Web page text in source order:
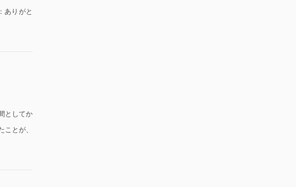
ありがと
としてか
とが、